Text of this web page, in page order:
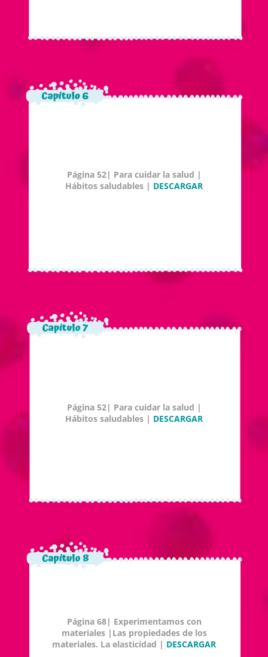
Página 52| Para cuidar la salud |
Hábitos saludables | DESCARGAR
Página 52| Para cuidar la salud |
Hábitos saludables | DESCARGAR
Página 68| Experimentamos con
materiales |Las propiedades de los
materiales. La elasticidad | DESCARGAR